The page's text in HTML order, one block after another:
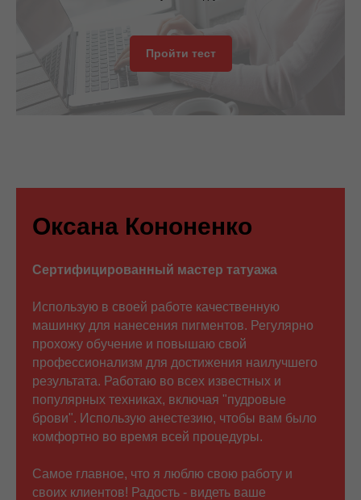
Пройти тест
Оксана Кононенко
Сертифицированный мастер татуажа
Использую в своей работе качественную
машинку для нанесения пигментов. Регулярно
прохожу обучение и повышаю свой
профессионализм для достижения наилучшего
результата. Работаю во всех известных и
популярных техниках, включая "пудровые
брови". Использую анестезию, чтобы вам было
комфортно во время всей процедуры.
Самое главное, что я люблю свою работу и
своих клиентов! Радость - видеть ваше